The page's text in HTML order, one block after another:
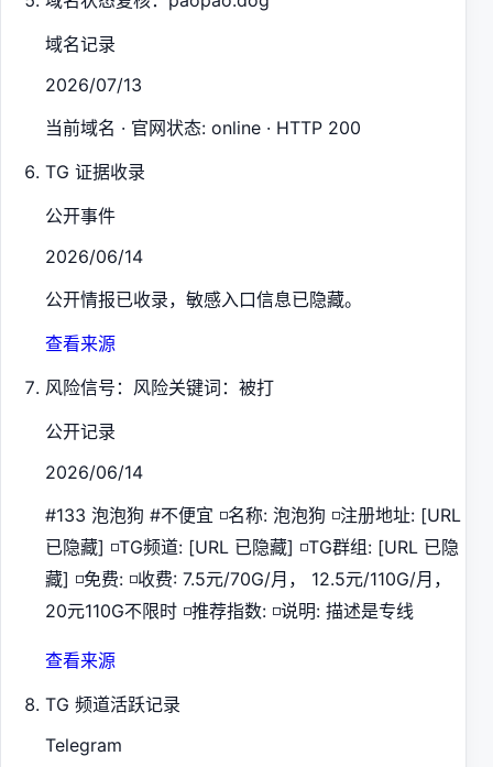
域名记录
2026/07/13
当前域名 · 官网状态: online · HTTP 200
TG 证据收录
公开事件
2026/06/14
公开情报已收录，敏感入口信息已隐藏。
查看来源
风险信号：风险关键词：被打
公开记录
2026/06/14
#133 泡泡狗 #不便宜 ◽️名称: 泡泡狗 ◽️注册地址: [URL
已隐藏] ◽️TG频道: [URL 已隐藏] ◽️TG群组: [URL 已隐
藏] ◽️免费: ◽️收费: 7.5元/70G/月， 12.5元/110G/月，
20元110G不限时 ◽️推荐指数: ◽️说明: 描述是专线
查看来源
TG 频道活跃记录
Telegram